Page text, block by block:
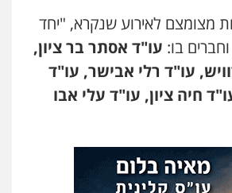
בן ממן
אסירים חקירות ומעצרים סייבר
משברים פליליים
תעבורה
מצומצם לאירוע שנקרא, "יחד
בו: עו"ד אסתר בר ציון,
עו"ד רלי אבישר, עו"ד
חיה ציון, עו"ד עלי אבו